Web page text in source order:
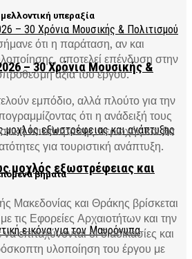
– 30 Χρόνια Μουσικής &
μοχλός εξωστρέφειας και
υπεραξία
ότι η παράταση, αν και
αποτελεί επένδυση στην
αξία του έργου.
εμπόδιο, αλλά πλούτο για την
ότι η ανάδειξή τους
ταυτότητα της περιοχής και θα
για τουριστική ανάπτυξη.
βήματα
Μακεδονίας και Θράκης βρίσκεται
τις Εφορείες Αρχαιοτήτων και την
επιταχύνονται οι διαδικασίες και
υλοποίηση του έργου με